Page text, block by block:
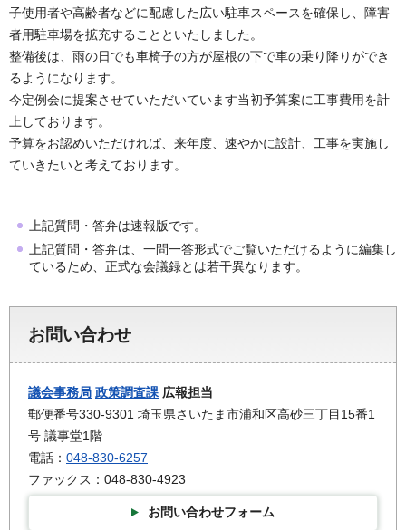
子使用者や高齢者などに配慮した広い駐車スペースを確保し、障害
者用駐車場を拡充することといたしました。
整備後は、雨の日でも車椅子の方が屋根の下で車の乗り降りができ
るようになります。
今定例会に提案させていただいています当初予算案に工事費用を計
上しております。
予算をお認めいただければ、来年度、速やかに設計、工事を実施し
ていきたいと考えております。
上記質問・答弁は速報版です。
上記質問・答弁は、一問一答形式でご覧いただけるように編集し
ているため、正式な会議録とは若干異なります。
お問い合わせ
議会事務局 政策調査課 広報担当
郵便番号330-9301 埼玉県さいたま市浦和区高砂三丁目15番1
号 議事堂1階
電話： 048-830-6257
ファックス：048-830-4923
お問い合わせフォーム